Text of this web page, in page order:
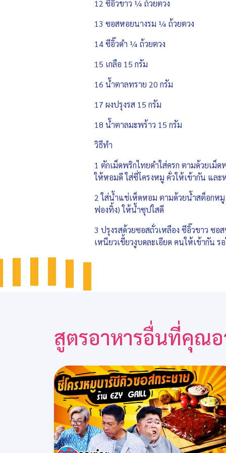
12 ซีอิ๊วขาว ¼ ถ้วยตวง
13 ซอสหอยนางรม ¼ ถ้วยตวง
14 ซีอิ๊วดำ ¼ ถ้วยตวง
15 เกลือ 15 กรัม
16 น้ำตาลทราย 20 กรัม
17 ผงปรุงรส 15 กรัม
18 น้ำตาลมะพร้าว 15 กรัม
วิธีทำ
1 ตักเม็ดพริกไทยดำใส่ครก ตามด้วยเม็
ให้หอมดี ใส่ซี่โครงหมู คั่วให้เข้ากัน และ
2 ใส่น้ำแช่เห็ดหอม ตามด้วยน้ำสต็อกห
ฟองทิ้ง) ให้น้ำซุปใสดี
3 ปรุงรสด้วยซอสถั่วเหลือง ซีอิ๊วขาว ซ
เหนียวเขี้ยวงูบดละเอียด คนให้เข้ากัน
สูตรอาหารอื่นที่คุณอ